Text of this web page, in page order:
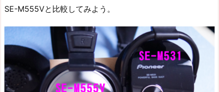
SE-M555Vと比較してみよう。